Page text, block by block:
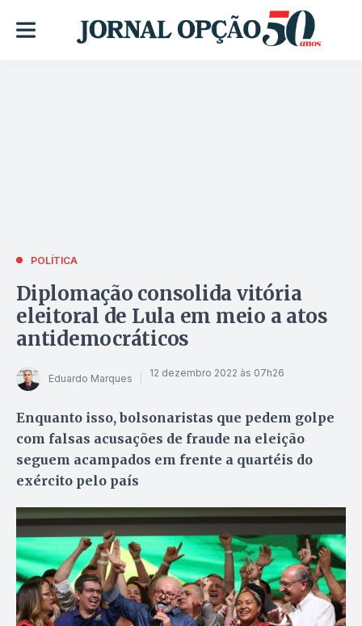
POLÍTICA
Diplomação consolida vitória
eleitoral de Lula em meio a atos
antidemocráticos
Eduardo Marques 12 dezembro 2022 às 07h26
Enquanto isso, bolsonaristas que pedem golpe
com falsas acusações de fraude na eleição
seguem acampados em frente a quartéis do
exército pelo país